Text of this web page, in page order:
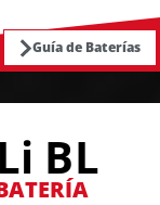
Guía de Baterías
BL